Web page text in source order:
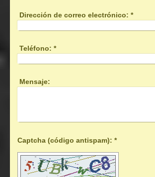
Dirección de correo electrónico: *
Teléfono: *
Mensaje:
Captcha (código antispam): *